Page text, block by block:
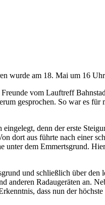
wurde am 18. Mai um 16
vom Lauftreff
gesprochen. So war es
denn der erste
dort aus führte nach einer
dem Emmertsgrund.
und schließlich über
Radaugeräten an.
dass nun der